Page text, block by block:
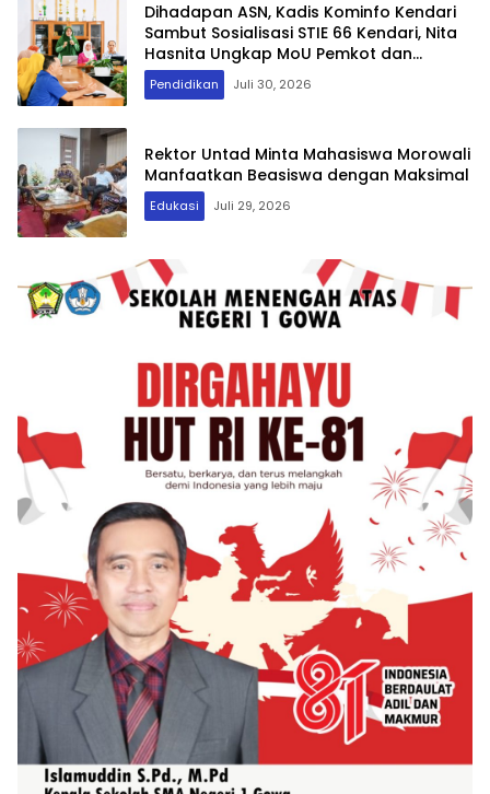
Dihadapan ASN, Kadis Kominfo Kendari
Sambut Sosialisasi STIE 66 Kendari, Nita
Hasnita Ungkap MoU Pemkot dan
Kampus Tentang Beasiswa
Pendidikan Juli 30, 2026
Rektor Untad Minta Mahasiswa Morowali
Manfaatkan Beasiswa dengan Maksimal
Edukasi Juli 29, 2026